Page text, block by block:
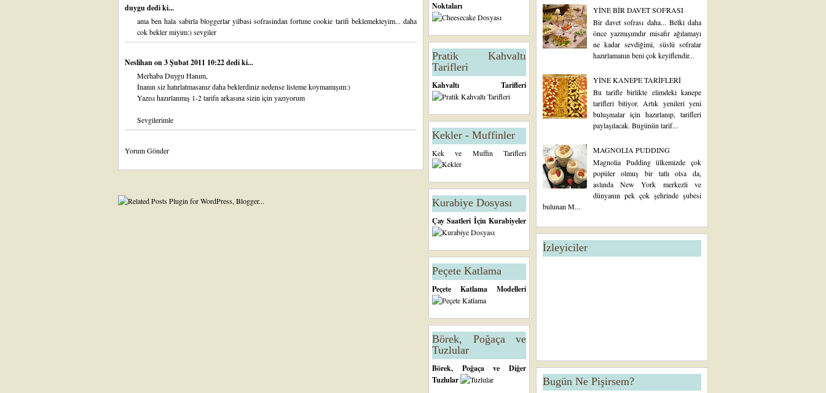
duygu dedi ki...
ama ben hala sabirla bloggerlar yilbasi sofrasindan fortune cookie tarifi beklemekteyim... daha
cok bekler miyim:) sevgiler
Neslihanon 3 Şubat 2011 10:22 dedi ki...
Merhaba Duygu Hanım,
İnanın siz hatırlatmasanız daha beklerdiniz nedense listeme koymamışım:)
Yazısı hazırlanmış 1-2 tarifn arkasına sizin için yazıyorum
Sevgilerimle
Yorum Gönder
Noktaları
Pratik Kahvaltı
Tarifleri
Kahvaltı Tarifleri
Kekler - Muffinler
Kek ve Muffin Tarifleri
Kurabiye Dosyası
Çay Saatleri İçin Kurabiyeler
Peçete Katlama
Peçete Katlama Modelleri
Börek, Poğaça ve
Tuzlular
Börek, Poğaça ve Diğer
Tuzlular
YİNE BİR DAVET SOFRASI
Bir davet sofrası daha... Belki daha
önce yazmışımdır misafir ağılamayı
ne kadar sevdiğimi, süslü sofralar
hazırlamanın beni çok keyiflendir...
YİNE KANEPE TARİFLERİ
Bu tarifle birlikte elimdeki kanepe
tarifleri bitiyor. Artık yenileri yeni
buluşmalar için hazırlanıp, tarifleri
paylaşılacak. Bugünün tarif...
MAGNOLIA PUDDING
Magnolia Pudding ülkemizde çok
popüler olmuş bir tatlı olsa da,
aslında New York merkezli ve
dünyanın pek çok şehrinde şubesi
bulunan M...
İzleyiciler
Bugün Ne Pişirsem?